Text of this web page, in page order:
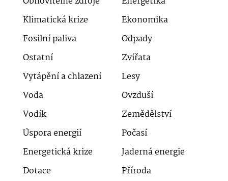
Klimatická krize
Ekonomika
Fosilní paliva
Odpady
Ostatní
Zvířata
Vytápění a chlazení
Lesy
Voda
Ovzduší
Vodík
Zemědělství
Úspora energií
Počasí
Energetická krize
Jaderná energie
Dotace
Příroda